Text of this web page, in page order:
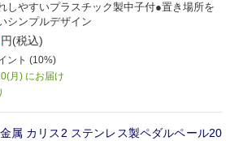
しやすいプラスチック製中子付●置き場所を
シンプルデザイン
円(税込)
ント (10%)
月) にお届け
属 カリス2 ステンレス製ペダルペール20